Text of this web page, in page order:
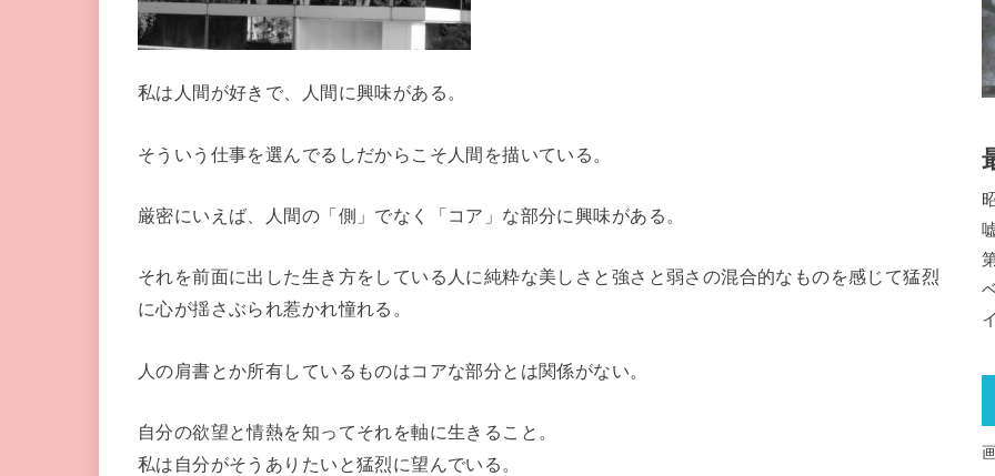
私は人間が好きで、人間に興味がある。
そういう仕事を選んでるしだからこそ人間を描いている。
厳密にいえば、人間の「側」でなく「コア」な部分に興味がある。
それを前面に出した生き方をしている人に純粋な美しさと強さと弱さの混合的なものを感じて猛烈
に心が揺さぶられ惹かれ憧れる。
人の肩書とか所有しているものはコアな部分とは関係がない。
自分の欲望と情熱を知ってそれを軸に生きること。
私は自分がそうありたいと猛烈に望んでいる。